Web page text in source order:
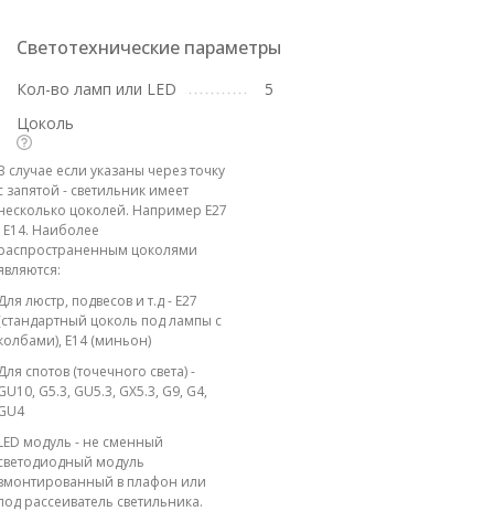
Светотехнические параметры
Кол-во ламп или LED
5
Цоколь
случае если указаны через точку
запятой - светильник имеет
цоколей. Например E27
E14. Наиболее
цоколями
люстр, подвесов и т.д - E27
цоколь под лампы с
E14 (миньон)
спотов (точечного света) -
G5.3, GU5.3, GX5.3, G9, G4,
модуль - не сменный
модуль
в плафон или
рассеиватель светильника.